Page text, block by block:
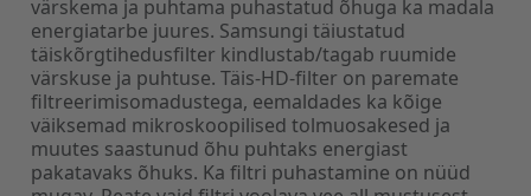
värskema ja puhtama puhastatud õhuga ka madala
energiatarbe juures. Samsungi täiustatud
täiskõrgtihedusfilter kindlustab/tagab ruumide
värskuse ja puhtuse. Täis-HD-filter on paremate
filtreerimisomadustega, eemaldades ka kõige
väiksemad mikroskoopilised tolmuosakesed ja
muutes saastunud õhu puhtaks energiast
pakatavaks õhuks. Ka filtri puhastamine on nüüd